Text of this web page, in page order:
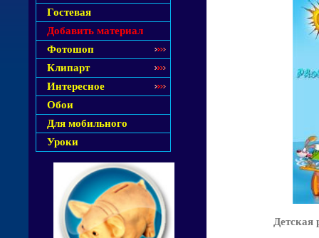
Гостевая
Добавить материал
Фотошоп
Клипарт
Интересное
Обои
Для мобильного
Уроки
Детская